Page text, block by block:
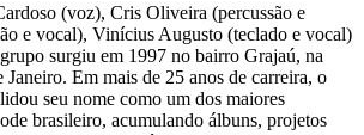
(voz), Cris Oliveira (percussão e
e vocal), Vinícius Augusto (teclado e vocal)
surgiu em 1997 no bairro Grajaú, na
Em mais de 25 anos de carreira, o
seu nome como um dos maiores
brasileiro, acumulando álbuns, projetos